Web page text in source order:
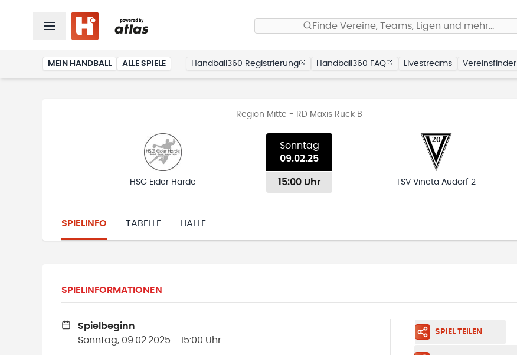
Finde Vereine, Teams, Ligen und mehr…
MEIN HANDBALL ALLE SPIELE Handball360 Registrierung Handball360 FAQ Livestreams Vereinsfinder
Region Mitte - RD Maxis Rück B
HSG Eider Harde
Sonntag
09.02.25
15:00 Uhr TSV Vineta Audorf 2
SPIELINFO TABELLE HALLE
SPIELINFORMATIONEN
Spielbeginn
Sonntag, 09.02.2025 - 15:00 Uhr
SPIEL TEILEN